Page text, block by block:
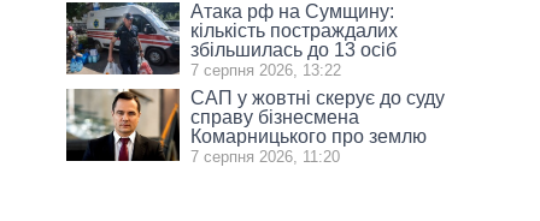
Атака рф на Сумщину:
кількість постраждалих
збільшилась до 13 осіб
7 серпня 2026, 13:22
САП у жовтні скерує до суду
справу бізнесмена
Комарницького про землю
7 серпня 2026, 11:20